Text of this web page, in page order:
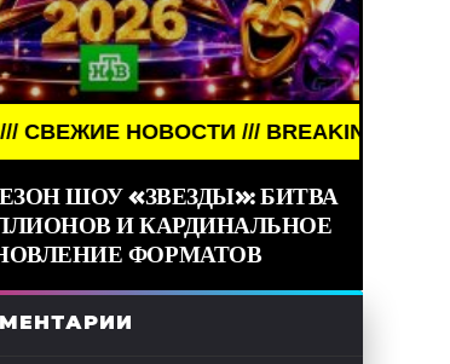
/// BREAKING NEWS ///
ШОУ «ЗВЕЗДЫ»: БИТВА
И КАРДИНАЛЬНОЕ
ФОРМАТОВ